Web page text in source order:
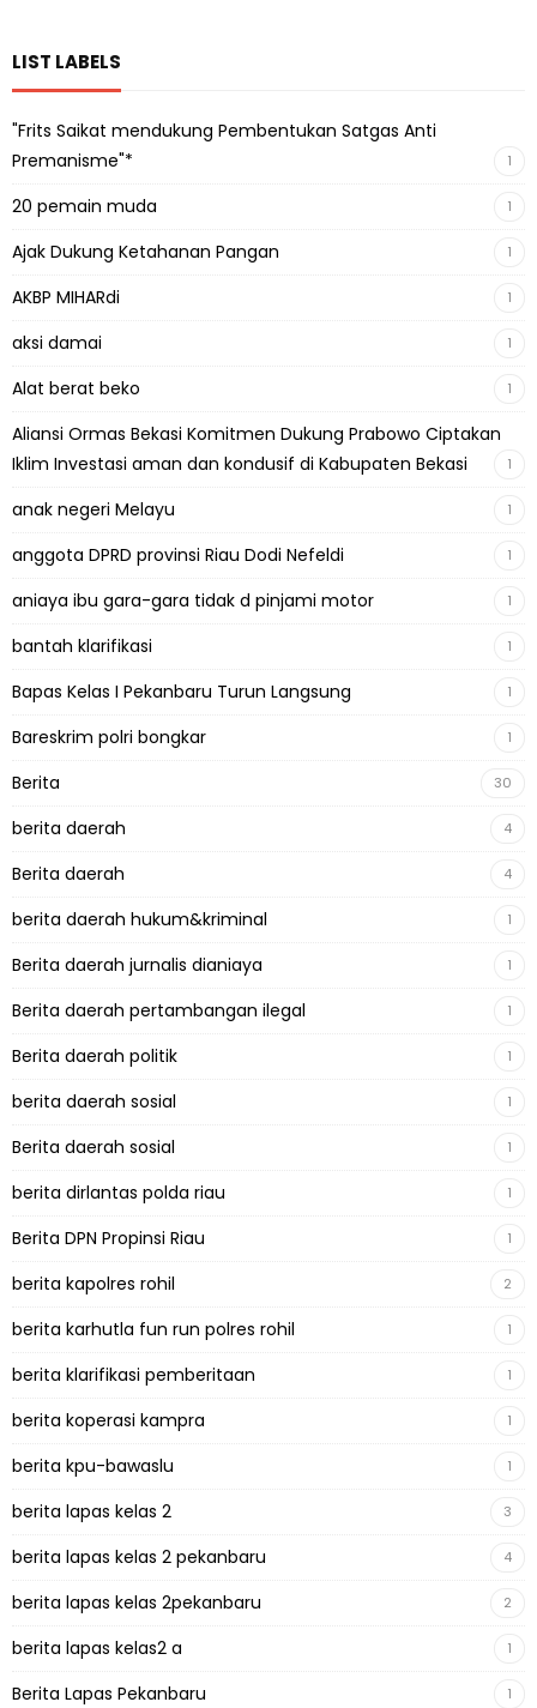
LIST LABELS
"Frits Saikat mendukung Pembentukan Satgas Anti
Premanisme"*
1
20 pemain muda 1
Ajak Dukung Ketahanan Pangan 1
AKBP MIHARdi 1
aksi damai 1
Alat berat beko 1
Aliansi Ormas Bekasi Komitmen Dukung Prabowo Ciptakan
Iklim Investasi aman dan kondusif di Kabupaten Bekasi
1
anak negeri Melayu 1
anggota DPRD provinsi Riau Dodi Nefeldi 1
aniaya ibu gara-gara tidak d pinjami motor 1
bantah klarifikasi 1
Bapas Kelas I Pekanbaru Turun Langsung 1
Bareskrim polri bongkar 1
Berita 30
berita daerah 4
Berita daerah 4
berita daerah hukum&kriminal 1
Berita daerah jurnalis dianiaya 1
Berita daerah pertambangan ilegal 1
Berita daerah politik 1
berita daerah sosial 1
Berita daerah sosial 1
berita dirlantas polda riau 1
Berita DPN Propinsi Riau 1
berita kapolres rohil 2
berita karhutla fun run polres rohil 1
berita klarifikasi pemberitaan 1
berita koperasi kampra 1
berita kpu-bawaslu 1
berita lapas kelas 2 3
berita lapas kelas 2 pekanbaru 4
berita lapas kelas 2pekanbaru 2
berita lapas kelas2 a 1
Berita Lapas Pekanbaru 1